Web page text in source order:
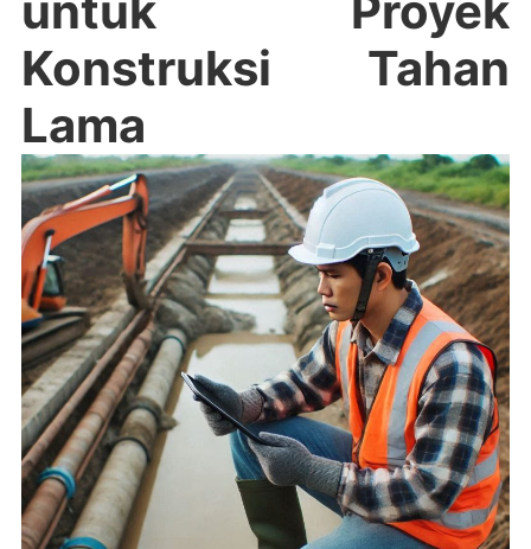
Konstruksi Tahan
Lama